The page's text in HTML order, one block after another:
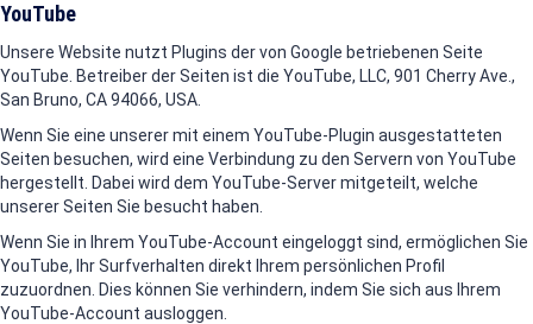
YouTube
Unsere Website nutzt Plugins der von Google betriebenen Seite
YouTube. Betreiber der Seiten ist die YouTube, LLC, 901 Cherry Ave.,
San Bruno, CA 94066, USA.
Wenn Sie eine unserer mit einem YouTube-Plugin ausgestatteten
Seiten besuchen, wird eine Verbindung zu den Servern von YouTube
hergestellt. Dabei wird dem YouTube-Server mitgeteilt, welche
unserer Seiten Sie besucht haben.
Wenn Sie in Ihrem YouTube-Account eingeloggt sind, ermöglichen Sie
YouTube, Ihr Surfverhalten direkt Ihrem persönlichen Profil
zuzuordnen. Dies können Sie verhindern, indem Sie sich aus Ihrem
YouTube-Account ausloggen.